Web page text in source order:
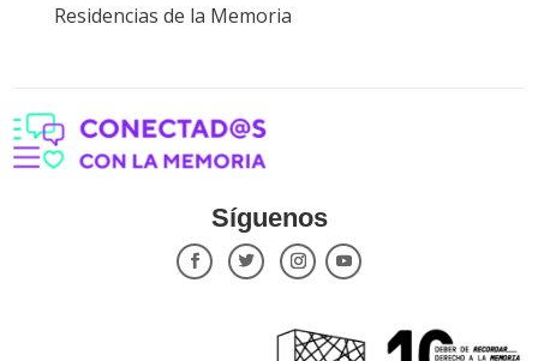
Residencias de la Memoria
Síguenos